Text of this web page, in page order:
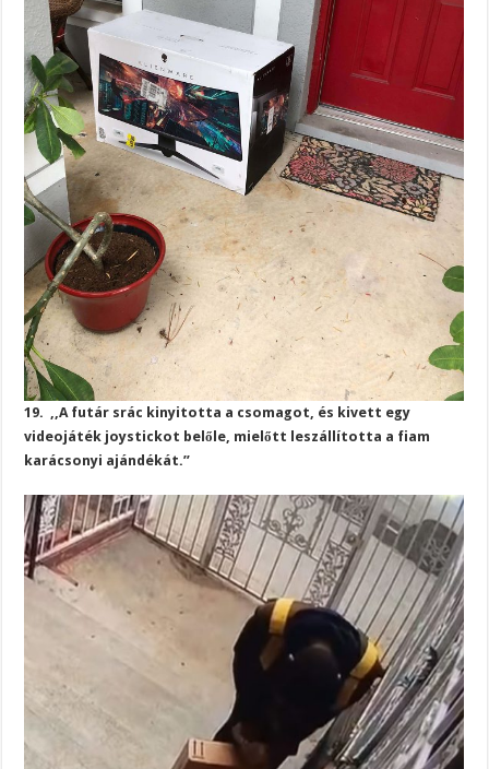
19. ,,A futár srác kinyitotta a csomagot, és kivett egy
videojáték joystickot belőle, mielőtt leszállította a fiam
karácsonyi ajándékát.”